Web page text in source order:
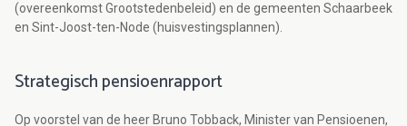
(overeenkomst Grootstedenbeleid) en de gemeenten Schaarbeek
en Sint-Joost-ten-Node (huisvestingsplannen).
Strategisch pensioenrapport
Op voorstel van de heer Bruno Tobback, Minister van Pensioenen,